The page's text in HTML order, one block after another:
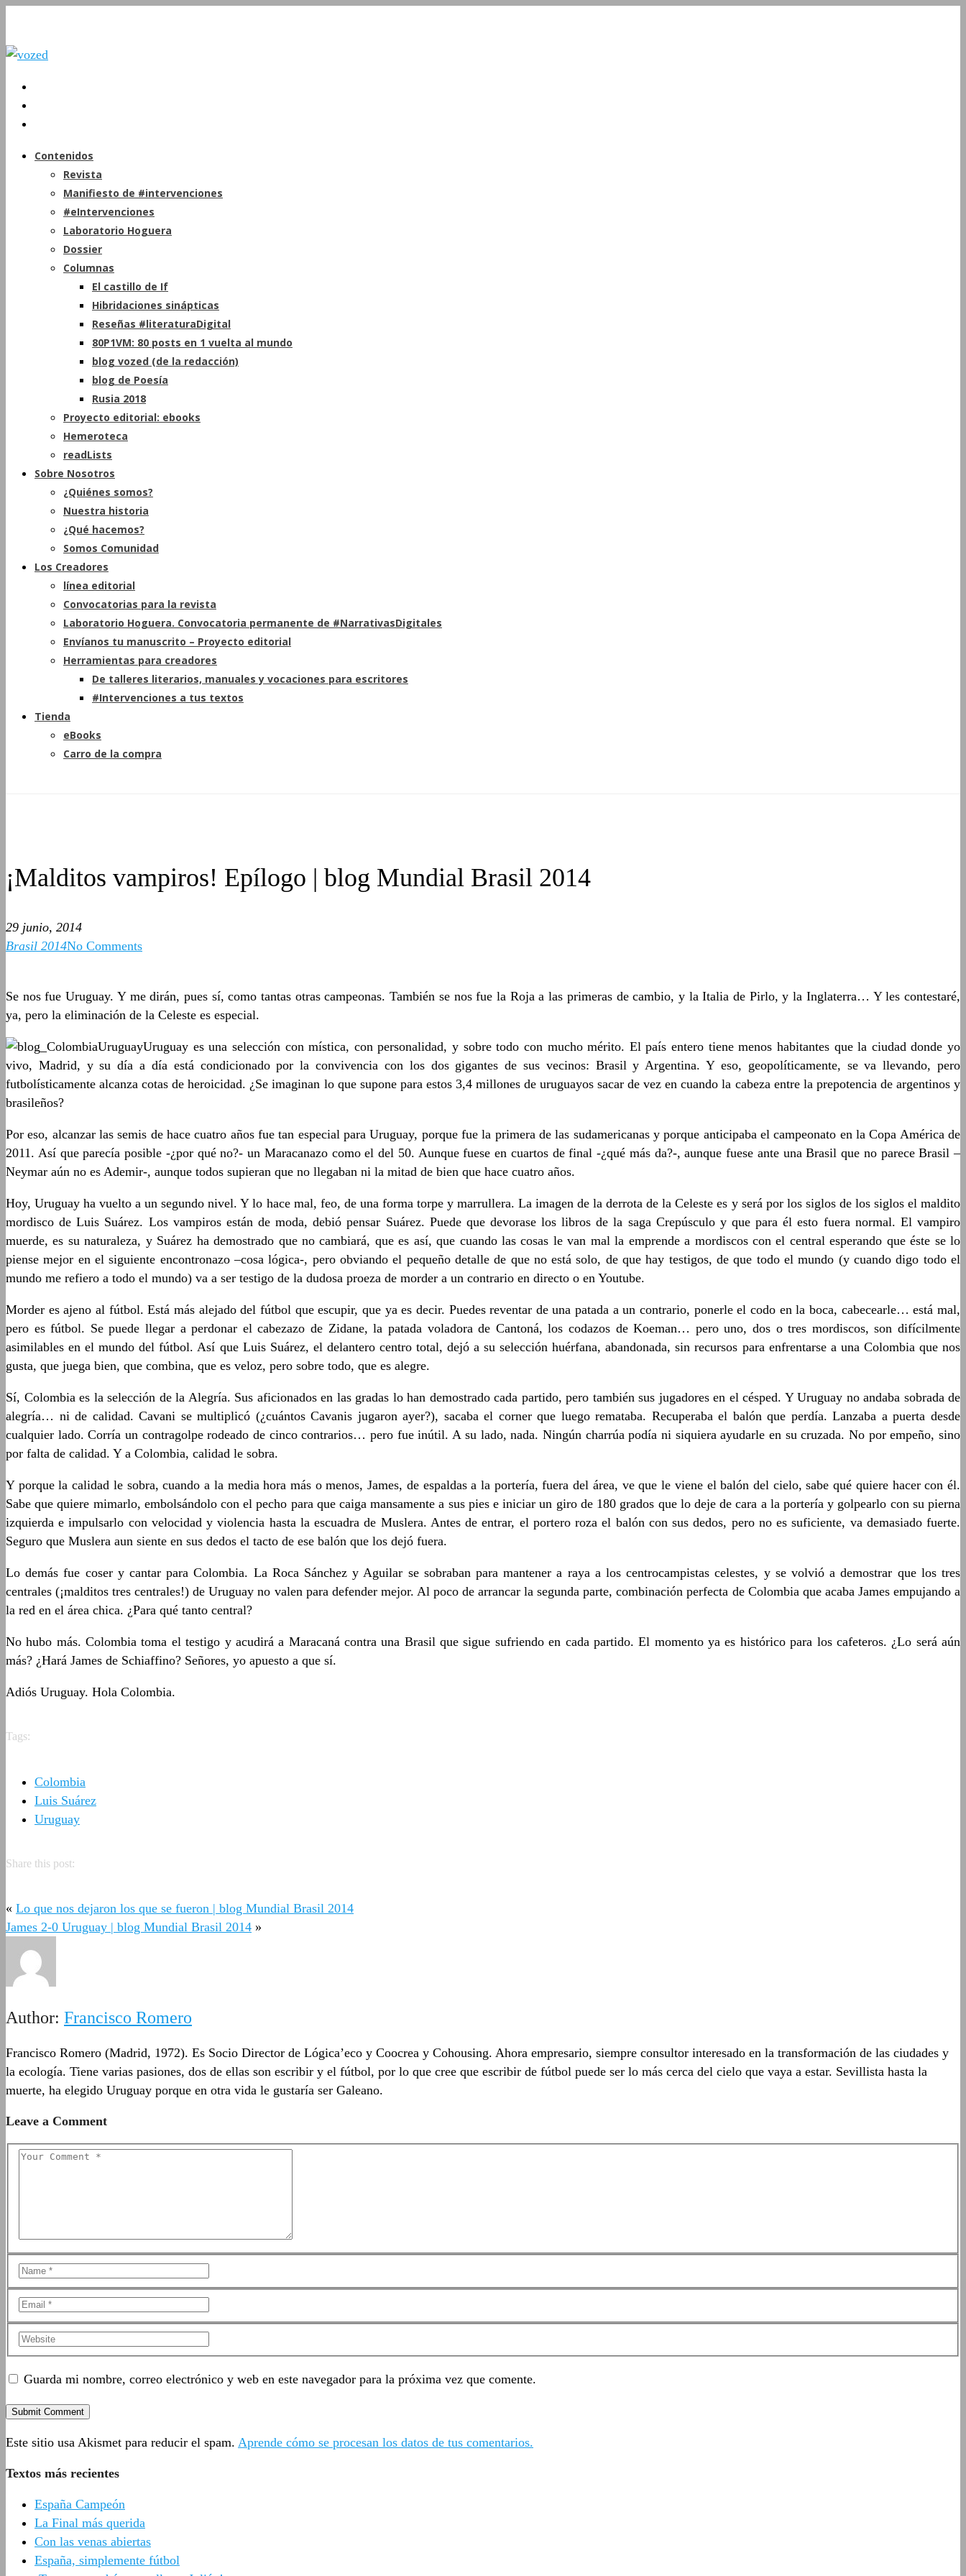
Contenidos
Revista
Manifiesto de #intervenciones
#eIntervenciones
Laboratorio Hoguera
Dossier
Columnas
El castillo de If
Hibridaciones sinápticas
Reseñas #literaturaDigital
80P1VM: 80 posts en 1 vuelta al mundo
blog vozed (de la redacción)
blog de Poesía
Rusia 2018
Proyecto editorial: ebooks
Hemeroteca
readLists
Sobre Nosotros
¿Quiénes somos?
Nuestra historia
¿Qué hacemos?
Somos Comunidad
Los Creadores
línea editorial
Convocatorias para la revista
Laboratorio Hoguera. Convocatoria permanente de #NarrativasDigitales
Envíanos tu manuscrito – Proyecto editorial
Herramientas para creadores
De talleres literarios, manuales y vocaciones para escritores
#Intervenciones a tus textos
Tienda
eBooks
Carro de la compra
¡Malditos vampiros! Epílogo | blog Mundial Brasil 2014
29 junio, 2014
Brasil 2014No Comments
Se nos fue Uruguay. Y me dirán, pues sí, como tantas otras campeonas. También se nos fue la Roja a las primeras de cambio, y la Italia de Pirlo, y la Inglaterra… Y les contestaré,
ya, pero la eliminación de la Celeste es especial.
Uruguay es una selección con mística, con personalidad, y sobre todo con mucho mérito. El país entero tiene menos habitantes que la ciudad donde yo
vivo, Madrid, y su día a día está condicionado por la convivencia con los dos gigantes de sus vecinos: Brasil y Argentina. Y eso, geopolíticamente, se va llevando, pero
futbolísticamente alcanza cotas de heroicidad. ¿Se imaginan lo que supone para estos 3,4 millones de uruguayos sacar de vez en cuando la cabeza entre la prepotencia de argentinos y
brasileños?
Por eso, alcanzar las semis de hace cuatro años fue tan especial para Uruguay, porque fue la primera de las sudamericanas y porque anticipaba el campeonato en la Copa América de
2011. Así que parecía posible -¿por qué no?- un Maracanazo como el del 50. Aunque fuese en cuartos de final -¿qué más da?-, aunque fuese ante una Brasil que no parece Brasil –
Neymar aún no es Ademir-, aunque todos supieran que no llegaban ni la mitad de bien que hace cuatro años.
Hoy, Uruguay ha vuelto a un segundo nivel. Y lo hace mal, feo, de una forma torpe y marrullera. La imagen de la derrota de la Celeste es y será por los siglos de los siglos el maldito
mordisco de Luis Suárez. Los vampiros están de moda, debió pensar Suárez. Puede que devorase los libros de la saga Crepúsculo y que para él esto fuera normal. El vampiro
muerde, es su naturaleza, y Suárez ha demostrado que no cambiará, que es así, que cuando las cosas le van mal la emprende a mordiscos con el central esperando que éste se lo
piense mejor en el siguiente encontronazo –cosa lógica-, pero obviando el pequeño detalle de que no está solo, de que hay testigos, de que todo el mundo (y cuando digo todo el
mundo me refiero a todo el mundo) va a ser testigo de la dudosa proeza de morder a un contrario en directo o en Youtube.
Morder es ajeno al fútbol. Está más alejado del fútbol que escupir, que ya es decir. Puedes reventar de una patada a un contrario, ponerle el codo en la boca, cabecearle… está mal,
pero es fútbol. Se puede llegar a perdonar el cabezazo de Zidane, la patada voladora de Cantoná, los codazos de Koeman… pero uno, dos o tres mordiscos, son difícilmente
asimilables en el mundo del fútbol. Así que Luis Suárez, el delantero centro total, dejó a su selección huérfana, abandonada, sin recursos para enfrentarse a una Colombia que nos
gusta, que juega bien, que combina, que es veloz, pero sobre todo, que es alegre.
Sí, Colombia es la selección de la Alegría. Sus aficionados en las gradas lo han demostrado cada partido, pero también sus jugadores en el césped. Y Uruguay no andaba sobrada de
alegría… ni de calidad. Cavani se multiplicó (¿cuántos Cavanis jugaron ayer?), sacaba el corner que luego remataba. Recuperaba el balón que perdía. Lanzaba a puerta desde
cualquier lado. Corría un contragolpe rodeado de cinco contrarios… pero fue inútil. A su lado, nada. Ningún charrúa podía ni siquiera ayudarle en su cruzada. No por empeño, sino
por falta de calidad. Y a Colombia, calidad le sobra.
Y porque la calidad le sobra, cuando a la media hora más o menos, James, de espaldas a la portería, fuera del área, ve que le viene el balón del cielo, sabe qué quiere hacer con él.
Sabe que quiere mimarlo, embolsándolo con el pecho para que caiga mansamente a sus pies e iniciar un giro de 180 grados que lo deje de cara a la portería y golpearlo con su pierna
izquierda e impulsarlo con velocidad y violencia hasta la escuadra de Muslera. Antes de entrar, el portero roza el balón con sus dedos, pero no es suficiente, va demasiado fuerte.
Seguro que Muslera aun siente en sus dedos el tacto de ese balón que los dejó fuera.
Lo demás fue coser y cantar para Colombia. La Roca Sánchez y Aguilar se sobraban para mantener a raya a los centrocampistas celestes, y se volvió a demostrar que los tres
centrales (¡malditos tres centrales!) de Uruguay no valen para defender mejor. Al poco de arrancar la segunda parte, combinación perfecta de Colombia que acaba James empujando a
la red en el área chica. ¿Para qué tanto central?
No hubo más. Colombia toma el testigo y acudirá a Maracaná contra una Brasil que sigue sufriendo en cada partido. El momento ya es histórico para los cafeteros. ¿Lo será aún
más? ¿Hará James de Schiaffino? Señores, yo apuesto a que sí.
Adiós Uruguay. Hola Colombia.
Tags:
Colombia
Luis Suárez
Uruguay
Share this post:
« Lo que nos dejaron los que se fueron | blog Mundial Brasil 2014
James 2-0 Uruguay | blog Mundial Brasil 2014 »
Author: Francisco Romero
Francisco Romero (Madrid, 1972). Es Socio Director de Lógica’eco y Coocrea y Cohousing. Ahora empresario, siempre consultor interesado en la transformación de las ciudades y
la ecología. Tiene varias pasiones, dos de ellas son escribir y el fútbol, por lo que cree que escribir de fútbol puede ser lo más cerca del cielo que vaya a estar. Sevillista hasta la
muerte, ha elegido Uruguay porque en otra vida le gustaría ser Galeano.
Leave a Comment
Guarda mi nombre, correo electrónico y web en este navegador para la próxima vez que comente.
Este sitio usa Akismet para reducir el spam. Aprende cómo se procesan los datos de tus comentarios.
Textos más recientes
España Campeón
La Final más querida
Con las venas abiertas
España, simplemente fútbol